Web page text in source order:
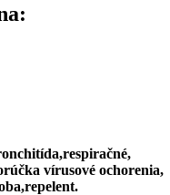
vírusové ochorenia,